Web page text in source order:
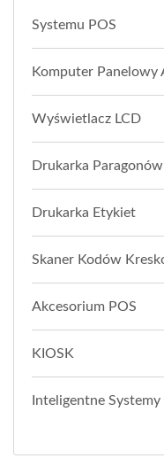
Systemu POS
Komputer Panelowy
Wyświetlacz LCD
Drukarka Paragonów
Drukarka Etykiet
Skaner Kodów
Akcesorium POS
KIOSK
Inteligentne